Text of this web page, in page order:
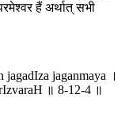
हैं अर्थात् सभी
jaganmaya ।
॥ 8-12-4 ॥